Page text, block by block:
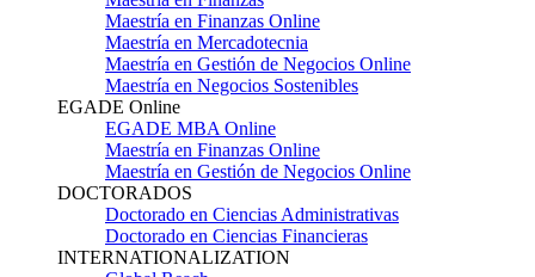
Maestría en Finanzas Online
Maestría en Mercadotecnia
Maestría en Gestión de Negocios Online
Maestría en Negocios Sostenibles
EGADE Online
EGADE MBA Online
Maestría en Finanzas Online
Maestría en Gestión de Negocios Online
DOCTORADOS
Doctorado en Ciencias Administrativas
Doctorado en Ciencias Financieras
INTERNATIONALIZATION